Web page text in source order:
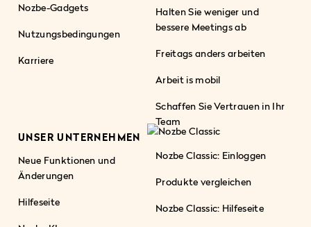
Nozbe-Gadgets
Nutzungsbedingungen
Karriere
Halten Sie weniger und
bessere Meetings ab
Freitags anders arbeiten
Arbeit is mobil
Schaffen Sie Vertrauen in Ihr
Team
UNSER UNTERNEHMEN
Neue Funktionen und
Änderungen
Hilfeseite
Nozbe Classic: Einloggen
Produkte vergleichen
Nozbe Classic: Hilfeseite